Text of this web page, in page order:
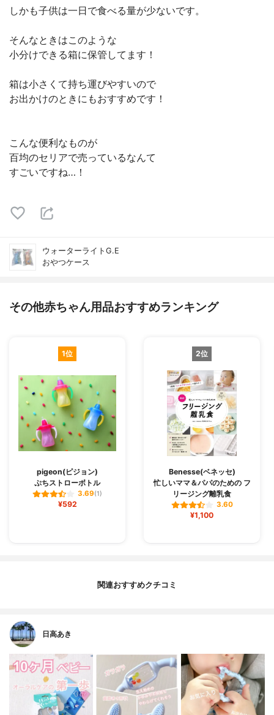
しかも子供は一日で食べる量が少ないです。
そんなときはこのような
小分けできる箱に保管してます！
箱は小さくて持ち運びやすいので
お出かけのときにもおすすめです！
こんな便利なものが
百均のセリアで売っているなんて
すごいですね…！
ウォーターライトG.E
おやつケース
その他赤ちゃん用品おすすめランキング
1位
pigeon(ピジョン)
ぷちストローボトル
3.69(1)
¥592
2位
Benesse(ベネッセ)
忙しいママ＆パパのための フ
リージング離乳食
3.60
¥1,100
関連おすすめクチコミ
日高あき